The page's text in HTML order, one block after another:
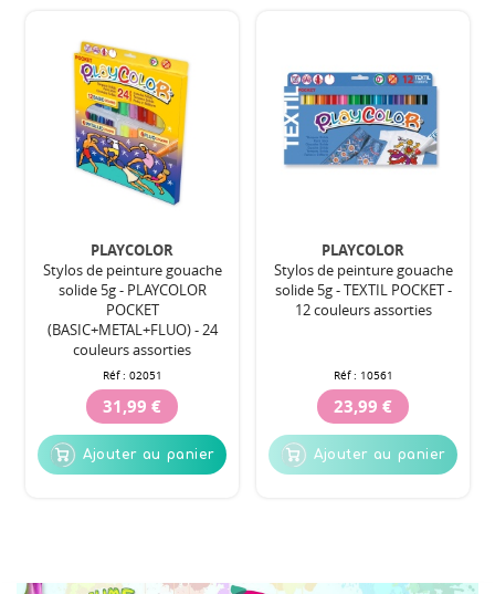
PLAYCOLOR
Stylos de peinture gouache
solide 5g - PLAYCOLOR
POCKET
(BASIC+METAL+FLUO) - 24
couleurs assorties
Réf : 02051
31,99 €
Ajouter au panier
PLAYCOLOR
Stylos de peinture gouache
solide 5g - TEXTIL POCKET -
12 couleurs assorties
Réf : 10561
23,99 €
Ajouter au panier